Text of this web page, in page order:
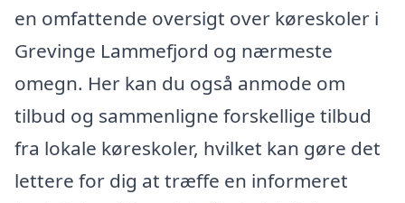
en omfattende oversigt over køreskoler i
Grevinge Lammefjord og nærmeste
omegn. Her kan du også anmode om
tilbud og sammenligne forskellige tilbud
fra lokale køreskoler, hvilket kan gøre det
lettere for dig at træffe en informeret